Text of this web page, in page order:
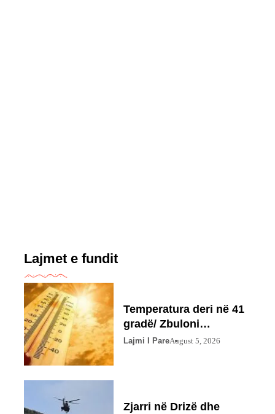
Lajmet e fundit
Temperatura deri në 41
gradë/ Zbuloni
parashikimin
Lajmi I PareAugust 5, 2026
Zjarri në Drizë dhe